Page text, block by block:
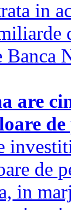
in
Banca
are
de
de
in